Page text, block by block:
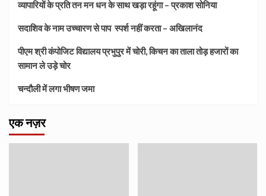
व्यापारियों के प्रति तन मन धन के साथ खड़ा रहूंगा – प्रकाश सोनिया
सदाशिव के नाम उच्चारण से पाप स्पर्श नहीं करता – अखिलानंद
पीएम श्री कंपोजिट विद्यालय प्रभुपुर में चोरी, किचन का ताला तोड़ हजारों का
सामान ले उड़े चोर
चन्दौली में लगा भीषण जमा
एक नज़र